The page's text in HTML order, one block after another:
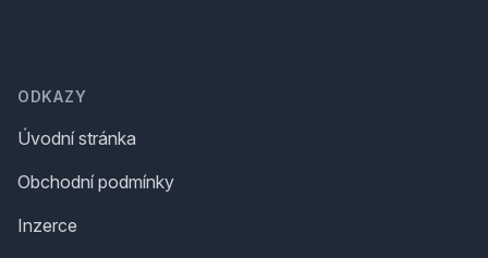
ODKAZY
Úvodní stránka
Obchodní podmínky
Inzerce